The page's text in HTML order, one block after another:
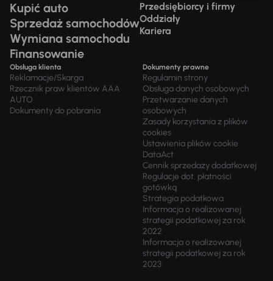
Kupić auto
Sprzedaż samochodów
Wymiana samochodu
Finansowanie
Przedsiębiorcy i firmy
Oddziały
Kariera
Obsługa klienta
Reklamacje/Skarga
Rzecznik praw klientów AAA
AUTO
Dokumenty do pobrania
Dokumenty prawne
Regulamin strony
Obsługa danych osobowych
Przetwarzanie danych
osobowych
Zasady korzystania z plików
cookies
Ustawienia plików cookie
DataAct
Cennik sprzedaży dodatkowej
Regulacje dot. płatności
gotówką
Strategia podatkowa
Informacja o realizowanej
strategii podatkowej za rok
2022
Informacja o realizowanej
strategii podatkowej za rok
2023